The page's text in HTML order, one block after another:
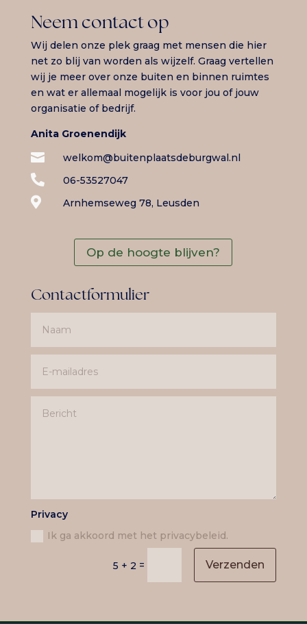
Neem contact op
Wij delen onze plek graag met mensen die hier
net zo blij van worden als wijzelf. Graag vertellen
wij je meer over onze buiten en binnen ruimtes
en wat er allemaal mogelijk is voor jou of jouw
organisatie of bedrijf.
Anita Groenendijk
 welkom@buitenplaatsdeburgwal.nl
 06-53527047
 Arnhemseweg 78, Leusden
Op de hoogte blijven?
Contactformulier
Privacy
Ik ga akkoord met het privacybeleid.
5 + 2 = Verzenden